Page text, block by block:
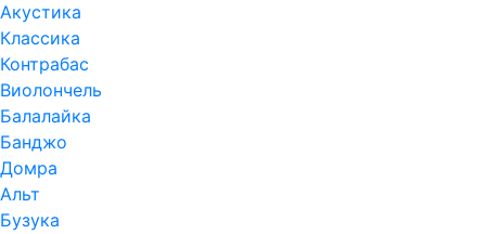
Акустика
Классика
Контрабас
Виолончель
Балалайка
Банджо
Домра
Альт
Бузука